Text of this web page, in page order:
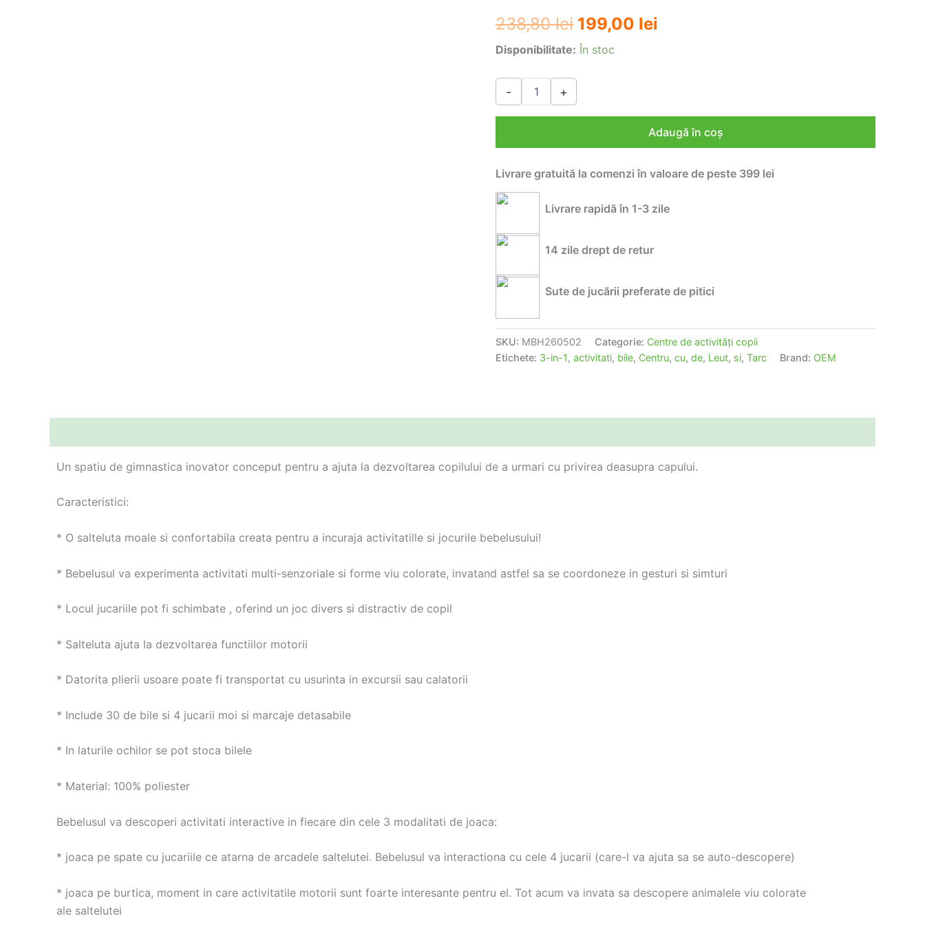
238,80lei Prețul
inițial
238,80 lei.
199,00 lei
Disponibilitate: În stoc
-
Cantitate
arcada
si
bile
in
1
+
Adaugă în coș
Livrare gratuită la comenzi în valoare de peste 399 lei
Livrare rapidă în 1-3 zile
14 zile drept de retur
Sute de jucării preferate de pitici
SKU: MBH260502 Categorie: Centre de activităţi copii
Etichete: 3-in-1, activitati, bile, Centru, cu, de, Leut, si, Tarc Brand: OEM
Un spatiu de gimnastica inovator conceput pentru a ajuta la dezvoltarea copilului de a urmari cu privirea deasupra capului.
Caracteristici:
* O salteluta moale si confortabila creata pentru a incuraja activitatille si jocurile bebelusului!
* Bebelusul va experimenta activitati multi-senzoriale si forme viu colorate, invatand astfel sa se coordoneze in gesturi si simturi
* Locul jucariile pot fi schimbate , oferind un joc divers si distractiv de copil
* Salteluta ajuta la dezvoltarea functiilor motorii
* Datorita plierii usoare poate fi transportat cu usurinta in excursii sau calatorii
* Include 30 de bile si 4 jucarii moi si marcaje detasabile
* In laturile ochilor se pot stoca bilele
* Material: 100% poliester
Bebelusul va descoperi activitati interactive in fiecare din cele 3 modalitati de joaca:
* joaca pe spate cu jucariile ce atarna de arcadele saltelutei. Bebelusul va interactiona cu cele 4 jucarii (care-l va ajuta sa se auto-descopere)
* joaca pe burtica, moment in care activitatile motorii sunt foarte interesante pentru el. Tot acum va invata sa descopere animalele viu colorate
ale saltelutei